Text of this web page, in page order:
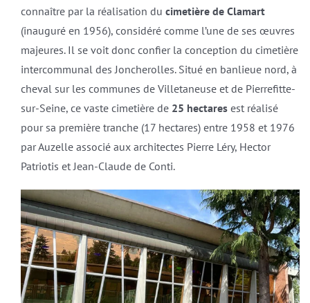
connaître par la réalisation du cimetière de Clamart
(inauguré en 1956), considéré comme l’une de ses œuvres
majeures. Il se voit donc confier la conception du cimetière
intercommunal des Joncherolles. Situé en banlieue nord, à
cheval sur les communes de Villetaneuse et de Pierrefitte-
sur-Seine, ce vaste cimetière de 25 hectaresest réalisé
pour sa première tranche (17 hectares) entre 1958 et 1976
par Auzelle associé aux architectes Pierre Léry, Hector
Patriotis et Jean-Claude de Conti.